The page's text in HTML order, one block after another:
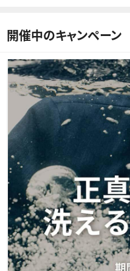
開催中のキャンペーン